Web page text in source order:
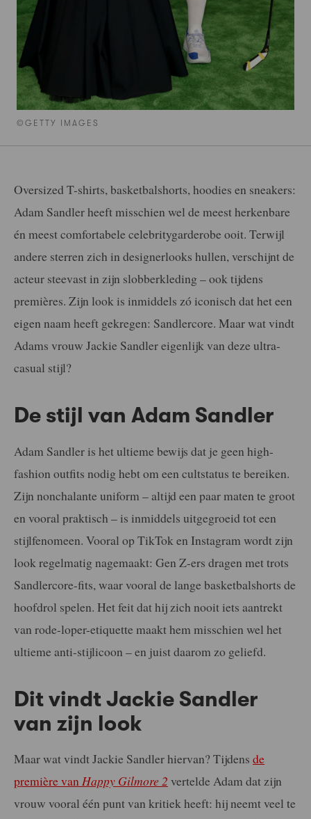
©GETTY IMAGES
Oversized T-shirts, basketbalshorts, hoodies en sneakers:
Adam Sandler heeft misschien wel de meest herkenbare
én meest comfortabele celebritygarderobe ooit. Terwijl
andere sterren zich in designerlooks hullen, verschijnt de
acteur steevast in zijn slobberkleding – ook tijdens
premières. Zijn look is inmiddels zó iconisch dat het een
eigen naam heeft gekregen: Sandlercore. Maar wat vindt
Adams vrouw Jackie Sandler eigenlijk van deze ultra-
casual stijl?
De stijl van Adam Sandler
Adam Sandler is het ultieme bewijs dat je geen high-
fashion outfits nodig hebt om een cultstatus te bereiken.
Zijn nonchalante uniform – altijd een paar maten te groot
en vooral praktisch – is inmiddels uitgegroeid tot een
stijlfenomeen. Vooral op TikTok en Instagram wordt zijn
look regelmatig nagemaakt: Gen Z-ers dragen met trots
Sandlercore-fits, waar vooral de lange basketbalshorts de
hoofdrol spelen. Het feit dat hij zich nooit iets aantrekt
van rode-loper-etiquette maakt hem misschien wel het
ultieme anti-stijlicoon – en juist daarom zo geliefd.
Dit vindt Jackie Sandler
van zijn look
Maar wat vindt Jackie Sandler hiervan? Tijdens de
première vanHappy Gilmore 2 vertelde Adam dat zijn
vrouw vooral één punt van kritiek heeft: hij neemt veel te